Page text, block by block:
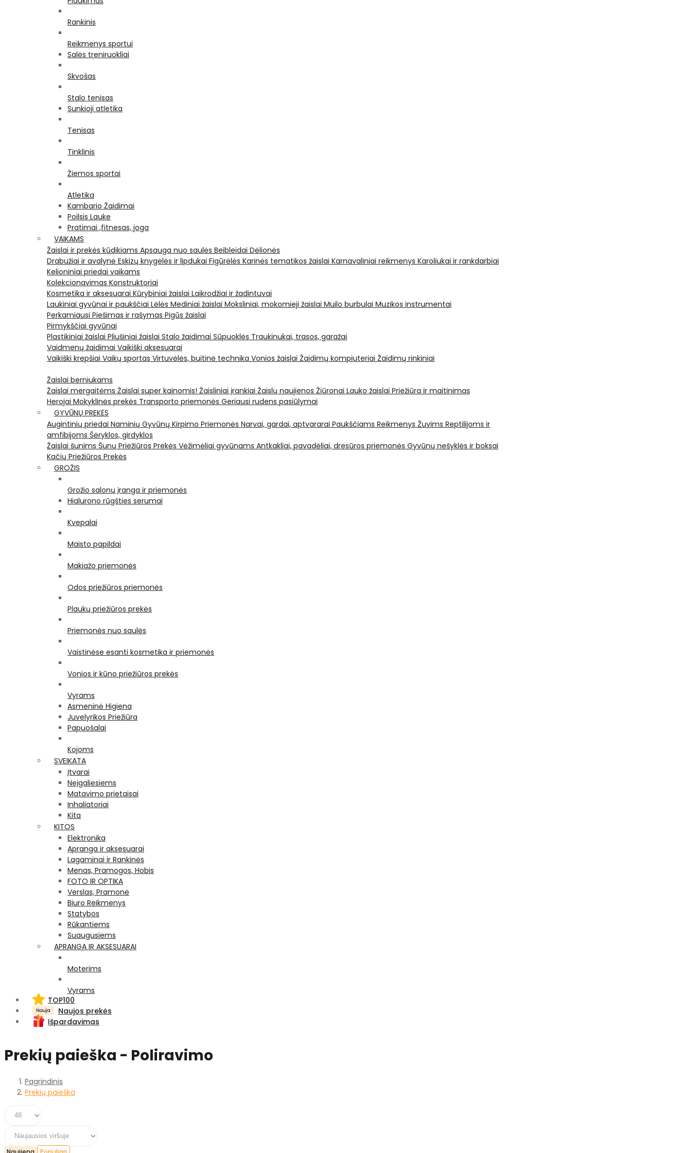
Rankinis
Reikmenys sportui
Salės treniruokliai
Skvošas
Stalo tenisas
Sunkioji atletika
Tenisas
Tinklinis
Žiemos sportai
Atletika
Kambario Žaidimai
Poilsis Lauke
Pratimai ,fitnesas, joga
VAIKAMS
Žaislai ir prekės kūdikiams Apsauga nuo saulės Beibleidai Dėlionės
Drabužiai ir avalynė Eskizų knygelės ir lipdukai Figūrėlės Karinės tematikos žaislai Karnavaliniai reikmenys Karoliukai ir rankdarbiai
Kelioniniai priedai vaikams
Kolekcionavimas Konstruktoriai
Kosmetika ir aksesuarai Kūrybiniai žaislai Laikrodžiai ir žadintuvai
Laukiniai gyvūnai ir paukščiai Lėlės Mediniai žaislai Moksliniai, mokomieji žaislai Muilo burbulai Muzikos instrumentai
Perkamiausi Piešimas ir rašymas Pigūs žaislai
Pirmykščiai gyvūnai
Plastikiniai žaislai Pliušiniai žaislai Stalo žaidimai Sūpuoklės Traukinukai, trasos, garažai
Vaidmenų žaidimai Vaikiški aksesuarai
Vaikiški krepšiai Vaikų sportas Virtuvėlės, buitinė technika Vonios žaislai Žaidimų kompiuteriai Žaidimų rinkiniai
Žaislai berniukams
Žaislai mergaitėms Žaislai super kainomis! Žaisliniai įrankiai Žaislų naujienos Žiūronai Lauko žaislai Priežiūra ir maitinimas
Herojai Mokyklinės prekės Transporto priemonės Geriausi rudens pasiūlymai
GYVŪNŲ PREKĖS
Augintinių priedai Naminių Gyvūnų Kirpimo Priemonės Narvai, gardai, aptvararai Paukščiams Reikmenys Žuvims Reptilijoms ir
amfibijoms Šėryklos, girdyklos
Žaislai šunims Šunų Priežiūros Prekės Vėžimėliai gyvūnams Antkakliai, pavadėliai, dresūros priemonės Gyvūnų nešyklės ir boksai
Kačių Priežiūros Prekės
GROŽIS
Grožio salonų įranga ir priemonės
Hialurono rūgšties serumai
Kvepalai
Maisto papildai
Makiažo priemonės
Odos priežiūros priemonės
Plaukų priežiūros prekės
Priemonės nuo saulės
Vaistinėse esanti kosmetika ir priemonės
Vonios ir kūno priežiūros prekės
Vyrams
Asmeninė Higiena
Juvelyrikos Priežiūra
Papuošalai
Kojoms
SVEIKATA
Įtvarai
Neįgaliesiems
Matavimo prietaisai
Inhaliatoriai
Kita
KITOS
Elektronika
Apranga ir aksesuarai
Lagaminai ir Rankinės
Menas, Pramogos, Hobis
FOTO IR OPTIKA
Verslas, Pramonė
Biuro Reikmenys
Statybos
Rūkantiems
Suaugusiems
APRANGA IR AKSESUARAI
Moterims
Vyrams
TOP100
Naujos prekės
Išpardavimas
Prekių paieška - Poliravimo
Pagrindinis
Prekių paieška